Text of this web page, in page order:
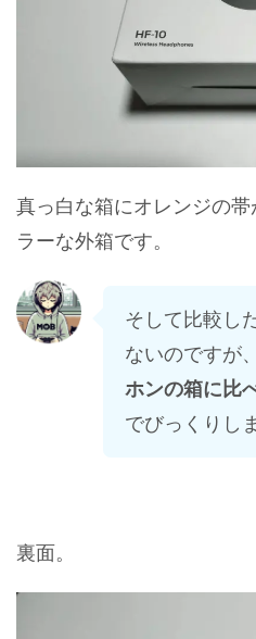
真っ白な箱にオレンジの
ラーな外箱です。
そして比較し
ないのですが、
ホンの箱に比
でびっくりし
裏面。